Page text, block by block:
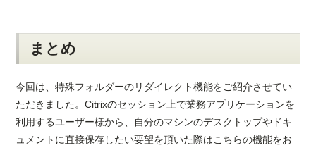
まとめ
今回は、特殊フォルダーのリダイレクト機能をご紹介させてい
ただきました。Citrixのセッション上で業務アプリケーションを
利用するユーザー様から、自分のマシンのデスクトップやドキ
ュメントに直接保存したい要望を頂いた際はこちらの機能をお